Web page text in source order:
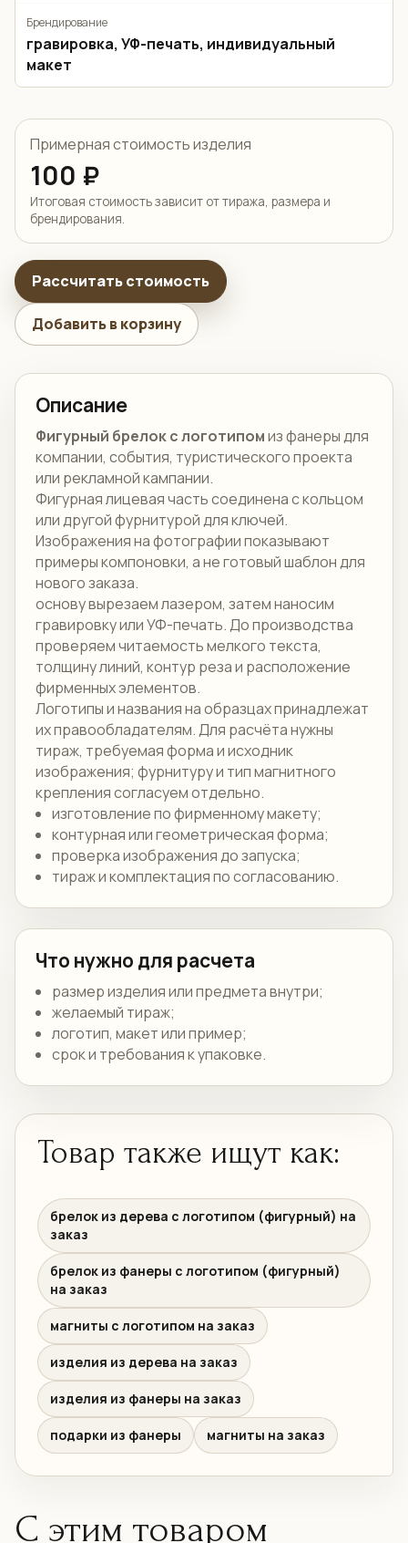
Брендирование
гравировка, УФ-печать, индивидуальный
макет
Примерная стоимость изделия
100 ₽
Итоговая стоимость зависит от тиража, размера и
брендирования.
Рассчитать стоимость
Добавить в корзину
Описание
Фигурный брелок с логотипомиз фанеры для
компании, события, туристического проекта
или рекламной кампании.
Фигурная лицевая часть соединена с кольцом
или другой фурнитурой для ключей.
Изображения на фотографии показывают
примеры компоновки, а не готовый шаблон для
нового заказа.
основу вырезаем лазером, затем наносим
гравировку или УФ-печать. До производства
проверяем читаемость мелкого текста,
толщину линий, контур реза и расположение
фирменных элементов.
Логотипы и названия на образцах принадлежат
их правообладателям. Для расчёта нужны
тираж, требуемая форма и исходник
изображения; фурнитуру и тип магнитного
крепления согласуем отдельно.
изготовление по фирменному макету;
контурная или геометрическая форма;
проверка изображения до запуска;
тираж и комплектация по согласованию.
Что нужно для расчета
размер изделия или предмета внутри;
желаемый тираж;
логотип, макет или пример;
срок и требования к упаковке.
Товар также ищут как:
брелок из дерева с логотипом (фигурный) на
заказ
брелок из фанеры с логотипом (фигурный)
на заказ
магниты с логотипом на заказ
изделия из дерева на заказ
изделия из фанеры на заказ
подарки из фанеры магниты на заказ
С этим товаром